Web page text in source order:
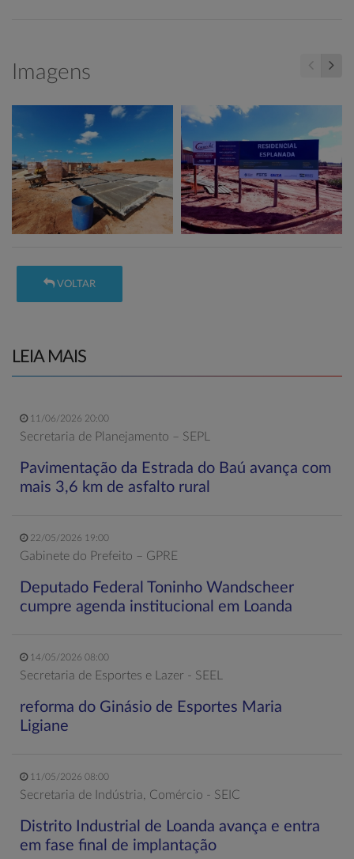
Imagens
VOLTAR
LEIA MAIS
11/06/2026 20:00
Secretaria de Planejamento – SEPL
Pavimentação da Estrada do Baú avança com
mais 3,6 km de asfalto rural
22/05/2026 19:00
Gabinete do Prefeito – GPRE
Deputado Federal Toninho Wandscheer
cumpre agenda institucional em Loanda
14/05/2026 08:00
Secretaria de Esportes e Lazer - SEEL
reforma do Ginásio de Esportes Maria
Ligiane
11/05/2026 08:00
Secretaria de Indústria, Comércio - SEIC
Distrito Industrial de Loanda avança e entra
em fase final de implantação